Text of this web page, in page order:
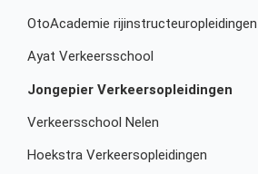
OtoAcademie
Ayat
Jongepier
Verkeersschool
Hoekstra